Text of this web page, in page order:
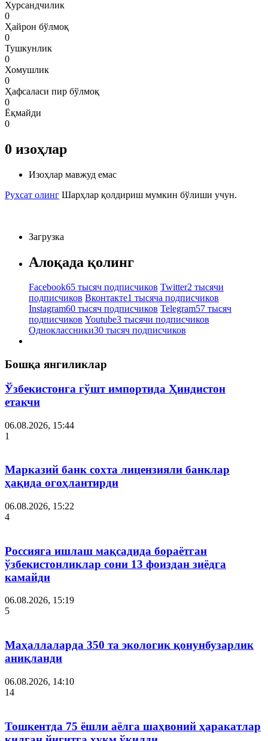
Хурсандчилик
0
Ҳайрон бўлмоқ
0
Тушкунлик
0
Хомушлик
0
Ҳафсаласи пир бўлмоқ
0
Ёқмайди
0
0 изоҳлар
Изоҳлар мавжуд емас
Рухсат олинг Шарҳлар қолдириш мумкин бўлиши учун.
Загрузка
Алоқада қолинг
Facebook65 тысяч подписчиков Twitter2 тысячи
подписчиков Вконтакте1 тысяча подписчиков
Instagram60 тысяч подписчиков Telegram57 тысяч
подписчиков Youtube3 тысячи подписчиков
Одноклассники30 тысяч подписчиков
Бошқа янгиликлар
Ўзбекистонга гўшт импортида Ҳиндистон
етакчи
06.08.2026, 15:44
1
Марказий банк сохта лицензияли банклар
ҳақида огоҳлантирди
06.08.2026, 15:22
4
Россияга ишлаш мақсадида бораётган
ўзбекистонликлар сони 13 фоиздан зиёдга
камайди
06.08.2026, 15:19
5
Маҳаллаларда 350 та экологик қонунбузарлик
аниқланди
06.08.2026, 14:10
14
Тошкентда 75 ёшли аёлга шаҳвоний ҳаракатлар